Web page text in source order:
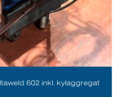
602 inkl. kylaggregat